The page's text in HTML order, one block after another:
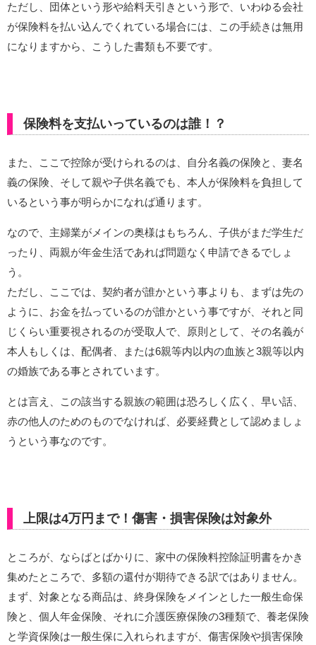
ただし、団体という形や給料天引きという形で、いわゆる会社
が保険料を払い込んでくれている場合には、この手続きは無用
になりますから、こうした書類も不要です。
保険料を支払いっているのは誰！？
また、ここで控除が受けられるのは、自分名義の保険と、妻名
義の保険、そして親や子供名義でも、本人が保険料を負担して
いるという事が明らかになれば通ります。
なので、主婦業がメインの奥様はもちろん、子供がまだ学生だ
ったり、両親が年金生活であれば問題なく申請できるでしょ
う。
ただし、ここでは、契約者が誰かという事よりも、まずは先の
ように、お金を払っているのが誰かという事ですが、それと同
じくらい重要視されるのが受取人で、原則として、その名義が
本人もしくは、配偶者、または6親等内以内の血族と3親等以内
の婚族である事とされています。
とは言え、この該当する親族の範囲は恐ろしく広く、早い話、
赤の他人のためのものでなければ、必要経費として認めましょ
うという事なのです。
上限は4万円まで！傷害・損害保険は対象外
ところが、ならばとばかりに、家中の保険料控除証明書をかき
集めたところで、多額の還付が期待できる訳ではありません。
まず、対象となる商品は、終身保険をメインとした一般生命保
険と、個人年金保険、それに介護医療保険の3種類で、養老保険
と学資保険は一般生保に入れられますが、傷害保険や損害保険